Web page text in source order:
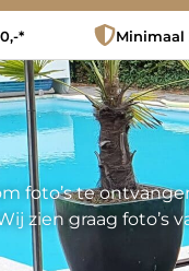
* Minimaal
foto’s te
zien graag